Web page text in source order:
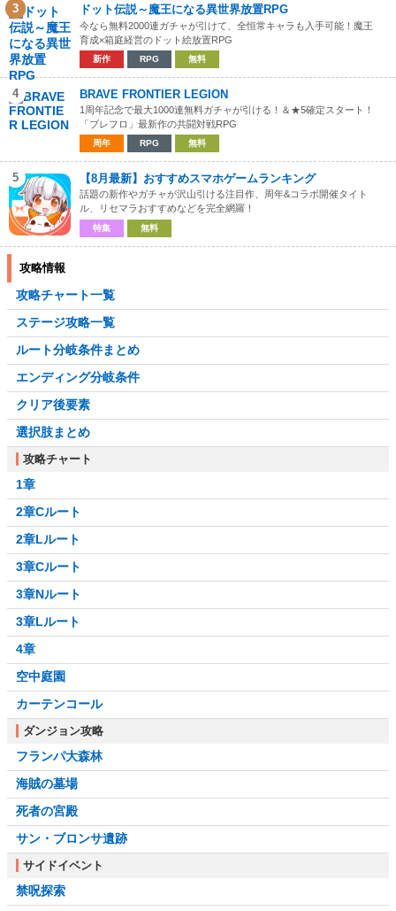
3 ドット伝説～魔王になる異世界放置RPG
今なら無料2000連ガチャが引けて、全恒常キャラも入手可能！魔王
育成×箱庭経営のドット絵放置RPG
新作 RPG 無料
4 BRAVE FRONTIER LEGION
1周年記念で最大1000連無料ガチャが引ける！＆★5確定スタート！
「ブレフロ」最新作の共闘対戦RPG
周年 RPG 無料
5 【8月最新】おすすめスマホゲームランキング
話題の新作やガチャが沢山引ける注目作、周年&コラボ開催タイト
ル、リセマラおすすめなどを完全網羅！
特集 無料
攻略情報
攻略チャート一覧
ステージ攻略一覧
ルート分岐条件まとめ
エンディング分岐条件
クリア後要素
選択肢まとめ
攻略チャート
1章
2章Cルート
2章Lルート
3章Cルート
3章Nルート
3章Lルート
4章
空中庭園
カーテンコール
ダンジョン攻略
フランパ大森林
海賊の墓場
死者の宮殿
サン・ブロンサ遺跡
サイドイベント
禁呪探索